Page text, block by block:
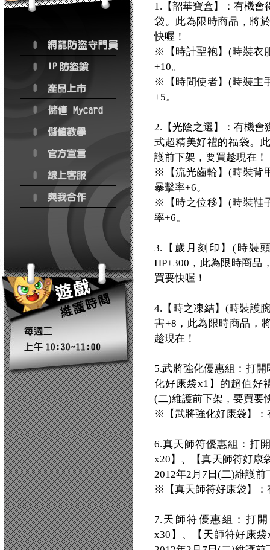
1.【韶華寶盒】：有機
袋。此為限時商品，將
快喔！
※【時計聖袍】(時裝衣
+10。
※【時間使者】(時裝主
+5。
2.【光陰之選】：有機會
式超精美好禮的福袋。
護前下架，要買趁現在！
※【流光齒輪】(時裝背
暴擊率+6。
※【時之位移】(時裝鞋
率+6。
3.【歲月刻印】(時裝
HP+300，此為限時商品
買要快喔！
4.【時之凍結】(時裝護
害+8，此為限時商品，
趁現在！
5.武將強化優惠組：打
化好康袋x1】的超值好
(二)維護前下架，要買要
※【武將強化好康袋】：
6.真天師符優惠組：打
x20】、【真天師符好康
2012年2月7日(二)維護
※【真天師符好康袋】：
7.天師符優惠組：打
x30】、【天師符好康